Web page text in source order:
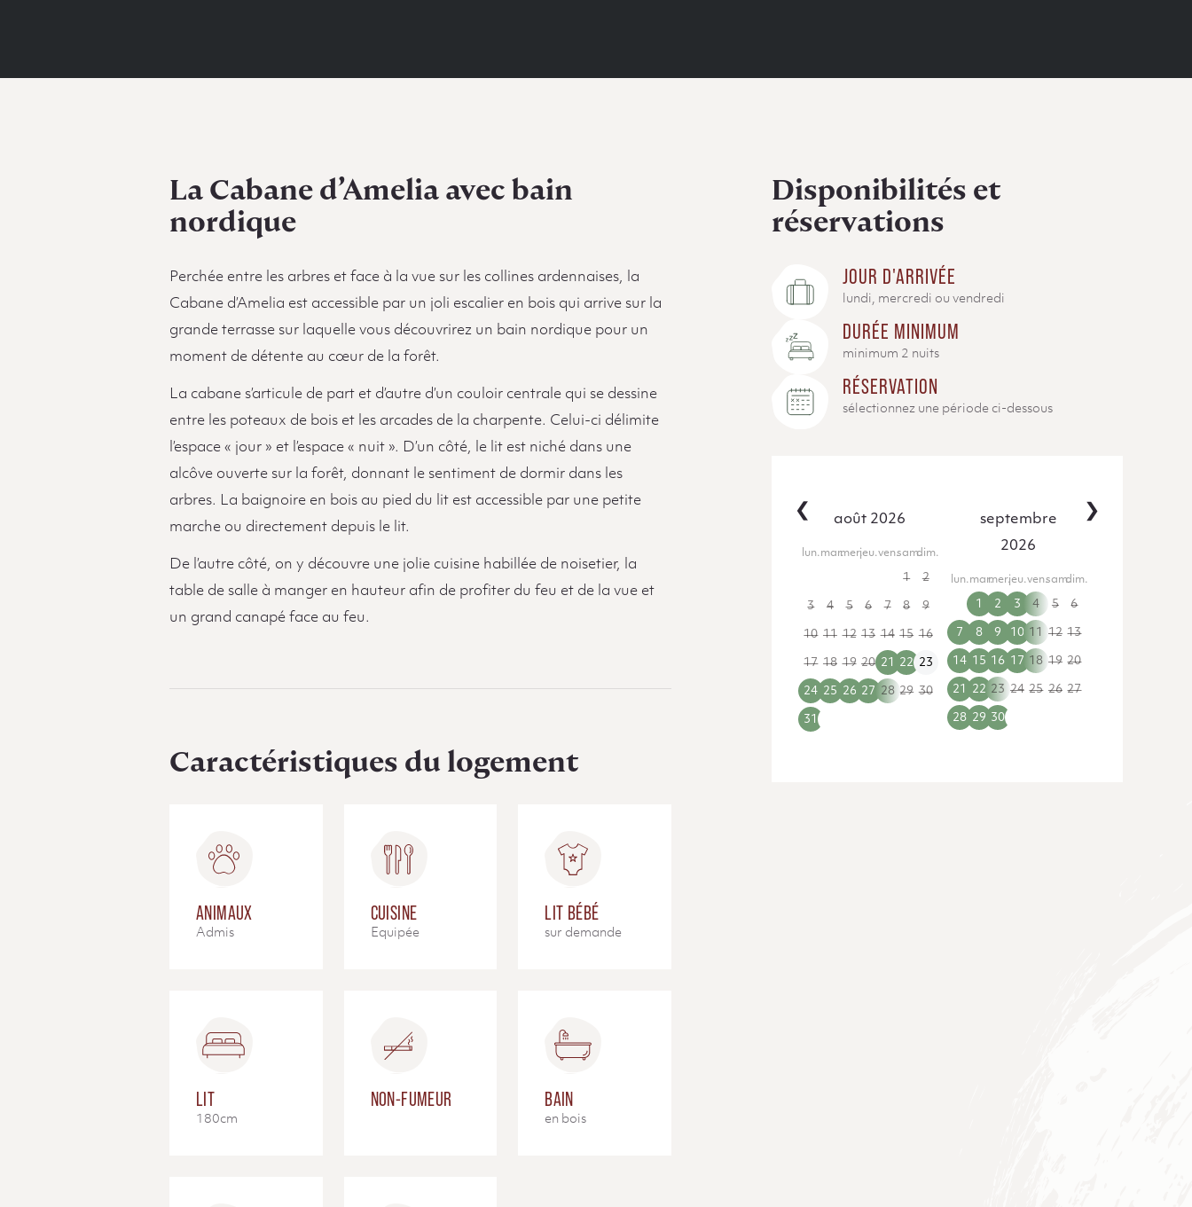
Disponibilités et
réservations
JOUR D'ARRIVÉE
lundi, mercredi ou vendredi
DURÉE MINIMUM
minimum 2 nuits
RÉSERVATION
sélectionnez une période ci-dessous
‹ ›
août 2026
lun.mar.mer.jeu.ven.sam.dim.
1 2
3 4 5 6 7 8 9
10 11 12 13 14 15 16
17 18 19 20 21 22 23
24 25 26 27 28 29 30
31
septembre
2026
lun.mar.mer.jeu.ven.sam.dim.
31 1 2 3 4 5 6
7 8 9 10 11 12 13
14 15 16 17 18 19 20
21 22 23 24 25 26 27
28 29 30
La Cabane d’Amelia avec bain
nordique
Perchée entre les arbres et face à la vue sur les collines ardennaises, la
Cabane d’Amelia est accessible par un joli escalier en bois qui arrive sur la
grande terrasse sur laquelle vous découvrirez un bain nordique pour un
moment de détente au cœur de la forêt.
La cabane s’articule de part et d’autre d’un couloir centrale qui se dessine
entre les poteaux de bois et les arcades de la charpente. Celui-ci délimite
l’espace « jour » et l’espace « nuit ». D’un côté, le lit est niché dans une
alcôve ouverte sur la forêt, donnant le sentiment de dormir dans les
arbres. La baignoire en bois au pied du lit est accessible par une petite
marche ou directement depuis le lit.
De l’autre côté, on y découvre une jolie cuisine habillée de noisetier, la
table de salle à manger en hauteur afin de profiter du feu et de la vue et
un grand canapé face au feu.
Caractéristiques du logement
ANIMAUX
Admis
CUISINE
Equipée
LIT BÉBÉ
sur demande
LIT
180cm
NON-FUMEUR BAIN
en bois